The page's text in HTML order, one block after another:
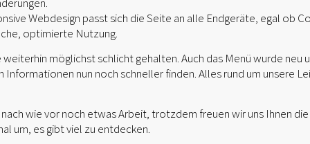
Webdesign passt sich die Seite an alle Endgeräte, egal ob
optimierte Nutzung.
möglichst schlicht gehalten. Auch das Menü wurde neu
Informationen nun noch schneller finden. Alles rund um unsere
wie vor noch etwas Arbeit, trotzdem freuen wir uns Ihnen
um, es gibt viel zu entdecken.